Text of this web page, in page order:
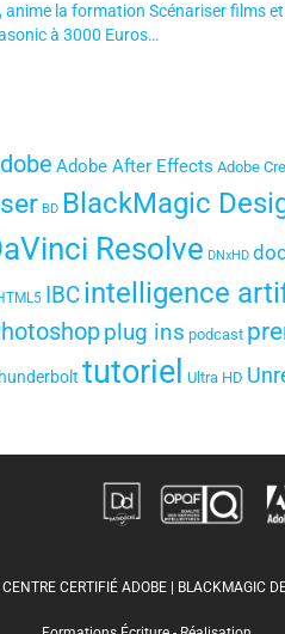
la formation Scénariser films
à 3000 Euros…
Adobe After Effects Adobe
BD BlackMagic
Resolve DNxHD
IBCintelligence
plug ins podcast
tutoriel Ultra HD
CENTRE CERTIFIÉ ADOBE | BLACKMAGIC